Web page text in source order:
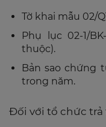
Tờ khai mẫu 02/
Phụ lục 02-1/
thuộc).
Bản sao chứng
trong năm.
Đối với tổ chức trả